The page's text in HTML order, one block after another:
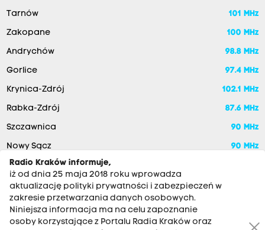
Tarnów 101 MHz
Zakopane 100 MHz
Andrychów 98.8 MHz
Gorlice 97.4 MHz
Krynica-Zdrój 102.1 MHz
Rabka-Zdrój 87.6 MHz
Szczawnica 90 MHz
Nowy Sącz
90 MHz
Radio Kraków informuje,
iż od dnia 25 maja 2018 roku wprowadza
aktualizację polityki prywatności i zabezpieczeń w
zakresie przetwarzania danych osobowych.
Niniejsza informacja ma na celu zapoznanie
osoby korzystające z Portalu Radia Kraków oraz